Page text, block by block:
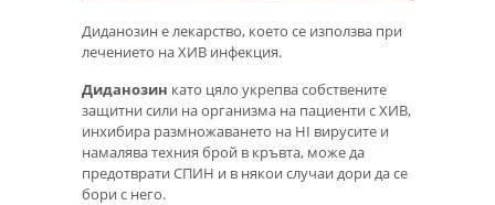
Диданозин е лекарство, което се използва при
лечението на ХИВ инфекция.
Диданозин като цяло укрепва собствените
защитни сили на организма на пациенти с ХИВ,
инхибира размножаването на HI вирусите и
намалява техния брой в кръвта, може да
предотврати СПИН и в някои случаи дори да се
бори с него.